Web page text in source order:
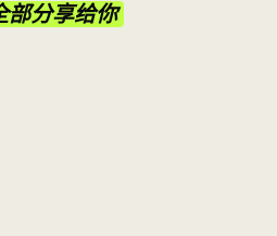
部分享给你